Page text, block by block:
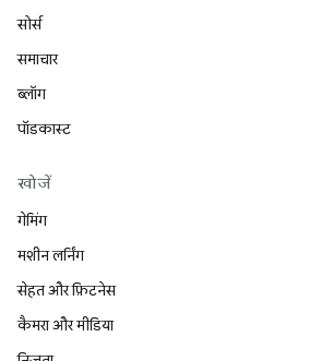
सोर्स
समाचार
ब्लॉग
पॉडकास्ट
खोजें
गेमिंग
मशीन लर्निंग
सेहत और फ़िटनेस
कैमरा और मीडिया